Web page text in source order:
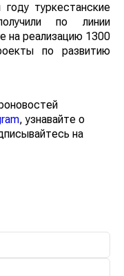
туркестанские
по линии
на реализацию 1300
по развитию
, узнавайте о
на